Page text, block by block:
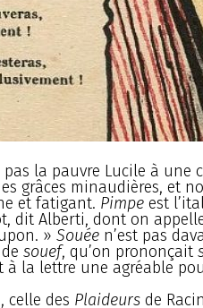
la pauvre Lucile à une
grâces minaudières, et
et fatigant. Pimpe est
dit Alberti, dont on
» Souée n’est pas
souef, qu’on prononçait
à la lettre une agréable
celle des Plaideurs de